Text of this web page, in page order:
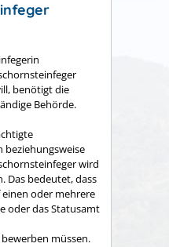
benötigt die
Behörde.
beziehungsweise
wird
Das bedeutet, dass
oder mehrere
oder das Statusamt
müssen.